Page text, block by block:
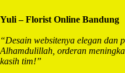
Yuli – Florist Online Bandung
“Desain websitenya elegan dan
Alhamdulillah, orderan
kasih tim!”